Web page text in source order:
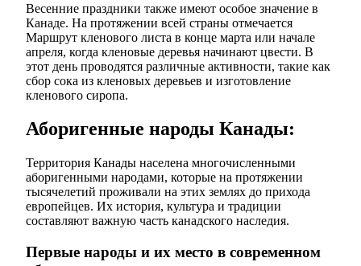
Весенние праздники также имеют особое значение в
Канаде. На протяжении всей страны отмечается
Маршрут кленового листа в конце марта или начале
апреля, когда кленовые деревья начинают цвести. В
этот день проводятся различные активности, такие как
сбор сока из кленовых деревьев и изготовление
кленового сиропа.
Аборигенные народы Канады:
Территория Канады населена многочисленными
аборигенными народами, которые на протяжении
тысячелетий проживали на этих землях до прихода
европейцев. Их история, культура и традиции
составляют важную часть канадского наследия.
Первые народы и их место в современном